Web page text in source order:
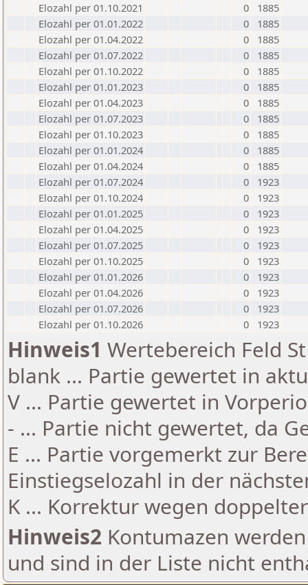
Elozahl per 01.10.2021
0
1885
Elozahl per 01.01.2022
0
1885
Elozahl per 01.04.2022
0
1885
Elozahl per 01.07.2022
0
1885
Elozahl per 01.10.2022
0
1885
Elozahl per 01.01.2023
0
1885
Elozahl per 01.04.2023
0
1885
Elozahl per 01.07.2023
0
1885
Elozahl per 01.10.2023
0
1885
Elozahl per 01.01.2024
0
1885
Elozahl per 01.04.2024
0
1885
Elozahl per 01.07.2024
0
1923
Elozahl per 01.10.2024
0
1923
Elozahl per 01.01.2025
0
1923
Elozahl per 01.04.2025
0
1923
Elozahl per 01.07.2025
0
1923
Elozahl per 01.10.2025
0
1923
Elozahl per 01.01.2026
0
1923
Elozahl per 01.04.2026
0
1923
Elozahl per 01.07.2026
0
1923
Elozahl per 01.10.2026
0 1923
Hinweis1 Wertebereich Feld
blank ... Partie gewertet in
V ... Partie gewertet in
- ... Partie nicht gewertet, da
E ... Partie vorgemerkt zur
Einstiegselozahl in der
K ... Korrektur wegen
Hinweis2 Kontumazen
und sind in der Liste nicht